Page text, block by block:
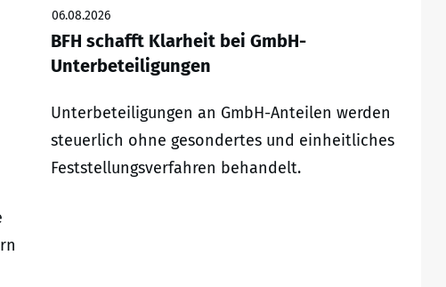
06.08.2026
BFH schafft Klarheit bei GmbH-
Unterbeteiligungen
Unterbeteiligungen an GmbH-Anteilen werden
steuerlich ohne gesondertes und einheitliches
Feststellungsverfahren behandelt.